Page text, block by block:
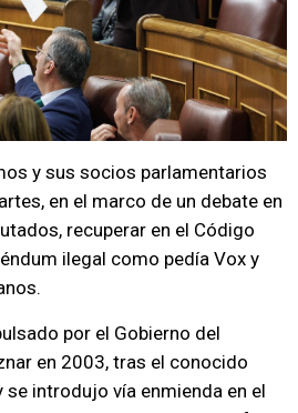
y sus socios parlamentarios
en el marco de un debate en
recuperar en el Código
ilegal como pedía Vox y
por el Gobierno del
en 2003, tras el conocido
se introdujo vía enmienda en el